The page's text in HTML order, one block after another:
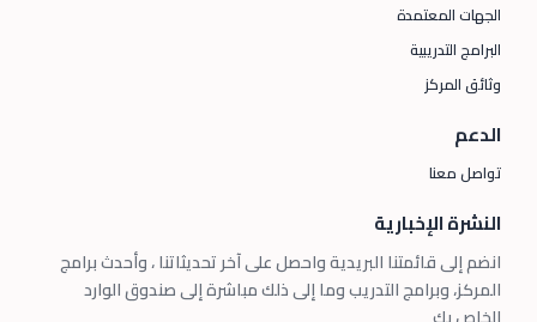
الجهات المعتمدة
البرامج التدريبية
وثائق المركز
الدعم
تواصل معنا
النشرة الإخبارية
انضم إلى قائمتنا البريدية واحصل على آخر تحديثاتنا ، وأحدث برامج
المركز، وبرامج التدريب وما إلى ذلك مباشرة إلى صندوق الوارد